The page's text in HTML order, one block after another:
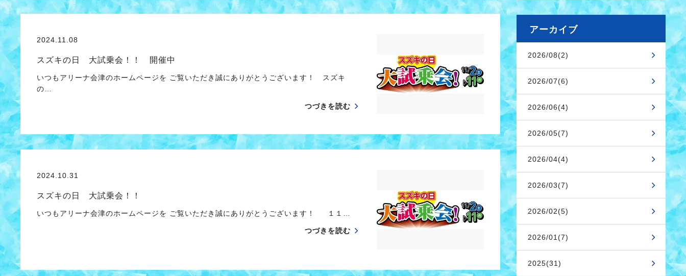
2024.11.08
スズキの日 大試乗会！！ 開催中
いつもアリーナ会津のホームページを ご覧いただき誠にありがとうございます！ スズキ
の…
つづきを読む
2024.10.31
スズキの日 大試乗会！！
いつもアリーナ会津のホームページを ご覧いただき誠にありがとうございます！ １１…
つづきを読む
アーカイブ
2026/08(2)
2026/07(6)
2026/06(4)
2026/05(7)
2026/04(4)
2026/03(7)
2026/02(5)
2026/01(7)
2025(31)